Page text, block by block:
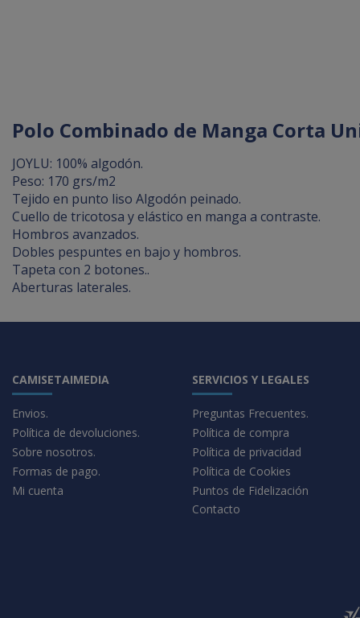
Polo Combinado de Manga Corta
JOYLU: 100% algodón.
Peso: 170 grs/m2
Tejido en punto liso Algodón peinado.
Cuello de tricotosa y elástico en manga a contraste.
Hombros avanzados.
Dobles pespuntes en bajo y hombros.
Tapeta con 2 botones..
Aberturas laterales.
CAMISETAIMEDIA
Envios.
Política de devoluciones.
Sobre nosotros.
Formas de pago.
Mi cuenta
SERVICIOS Y LEGALES
Preguntas Frecuentes.
Política de compra
Política de privacidad
Política de Cookies
Puntos de Fidelización
Contacto